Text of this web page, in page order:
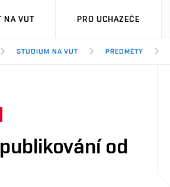
NA VUT PRO UCHAZEČE
STUDIUM NA VUT PŘEDMĚTY
od